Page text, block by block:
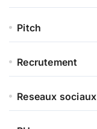
Pitch
Recrutement
Reseaux sociaux